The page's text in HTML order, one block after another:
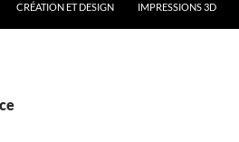
CRÉATION ET DESIGN IMPRESSIONS 3D